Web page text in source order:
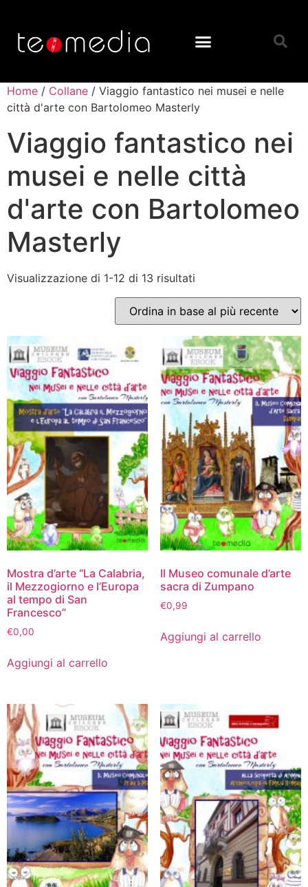
Home / Collane / Viaggio fantastico nei musei e nelle
città d'arte con Bartolomeo Masterly
Viaggio fantastico nei
musei e nelle città
d'arte con Bartolomeo
Masterly
Visualizzazione di 1-12 di 13 risultati
Mostra d’arte “La Calabria,
il Mezzogiorno e l’Europa
al tempo di San
Francesco”
€0,00
Aggiungi al carrello
Il Museo comunale d’arte
sacra di Zumpano
€0,99
Aggiungi al carrello